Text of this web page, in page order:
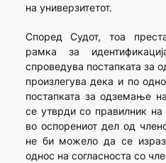
на универзитетот.
Според Судот, тоа
рамка за
спроведува постапката за
произлегува дека и по
постапката за одземање
се утврди со правилник на
во оспорениот дел од
не би можело да се
однос на согласноста со